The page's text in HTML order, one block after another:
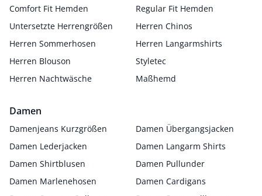
Comfort Fit Hemden
Regular Fit Hemden
Untersetzte Herrengrößen
Herren Chinos
Herren Sommerhosen
Herren Langarmshirts
Herren Blouson
Styletec
Herren Nachtwäsche
Maßhemd
Damen
Damenjeans Kurzgrößen
Damen Übergangsjacken
Damen Lederjacken
Damen Langarm Shirts
Damen Shirtblusen
Damen Pullunder
Damen Marlenehosen
Damen Cardigans